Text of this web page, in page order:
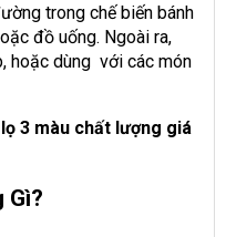
trong chế biến bánh
đồ uống. Ngoài ra,
hoặc dùng với các món
3 màu chất lượng giá
Gì?